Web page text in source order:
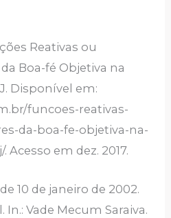
Reativas ou
Boa-fé Objetiva na
Disponível em:
funcoes-reativas-
da-boa-fe-objetiva-na-
Acesso em dez. 2017.
10 de janeiro de 2002.
Vade Mecum Saraiva.